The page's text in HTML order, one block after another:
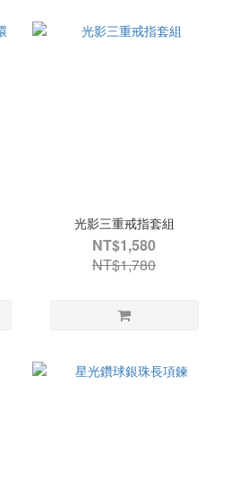
光影三重戒指套組
NT$1,580
NT$1,780